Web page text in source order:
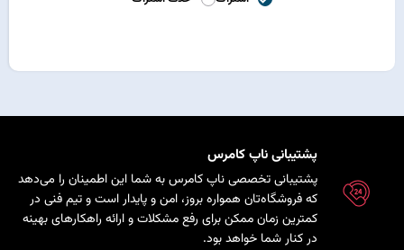
پشتیبانی ناپ کامرس
پشتیبانی تخصصی ناپ کامرس به شما این اطمینان را می‌دهد
که فروشگاه‌تان همواره بروز، امن و پایدار است و تیم فنی در
کمترین زمان ممکن برای رفع مشکلات و ارائه راهکارهای بهینه
در کنار شما خواهد بود.